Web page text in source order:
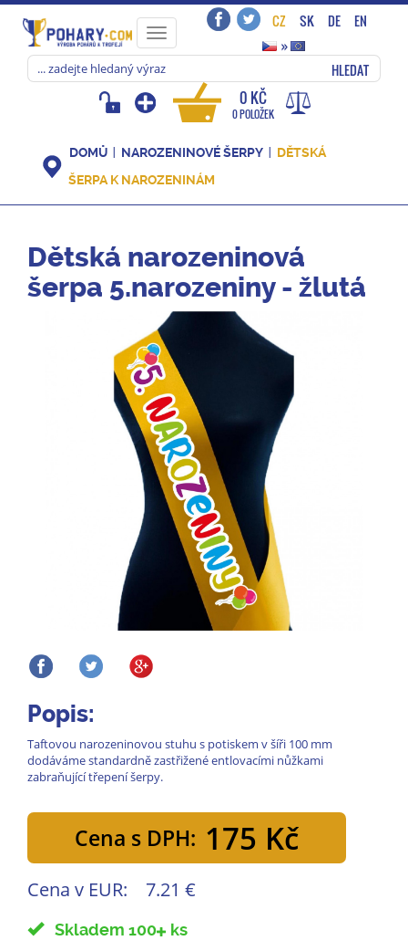
Toggle
navigation
CZ SK DE
EN
»
HLEDAT
0 KČ
0 POLOŽEK
DOMŮ NAROZENINOVÉ ŠERPY
DĚTSKÁ
ŠERPA K NAROZENINÁM
Dětská narozeninová
šerpa 5.narozeniny - žlutá
Popis:
Taftovou narozeninovou stuhu s potiskem v šíři 100 mm
dodáváme standardně zastřižené entlovacími nůžkami
zabraňující třepení šerpy.
Cena s DPH: 175 Kč
Cena v EUR: 7.21 €
Skladem 100 ks